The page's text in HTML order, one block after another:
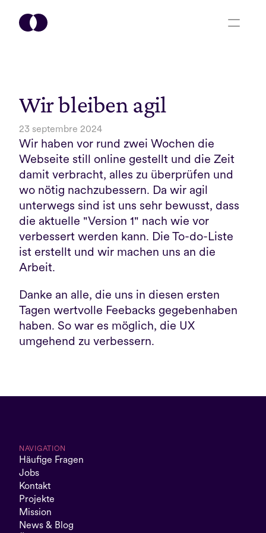
Wir bleiben agil
23 septembre 2024
Wir haben vor rund zwei Wochen die
Webseite still online gestellt und die Zeit
damit verbracht, alles zu überprüfen und
wo nötig nachzubessern. Da wir agil
unterwegs sind ist uns sehr bewusst, dass
die aktuelle "Version 1" nach wie vor
verbessert werden kann. Die To-do-Liste
ist erstellt und wir machen uns an die
Arbeit.
Danke an alle, die uns in diesen ersten
Tagen wertvolle Feebacks gegebenhaben
haben. So war es möglich, die UX
umgehend zu verbessern.
NAVIGATION
Häufige Fragen
Jobs
Kontakt
Projekte
Mission
News & Blog